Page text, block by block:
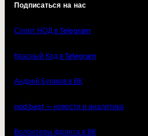
Подписаться на нас
Спорт НОД в Telegram
Красный Код в Telegram
Андрей Бугаков в ВК
nod.best — новости и аналитика
Волонтеры фронта в ВК